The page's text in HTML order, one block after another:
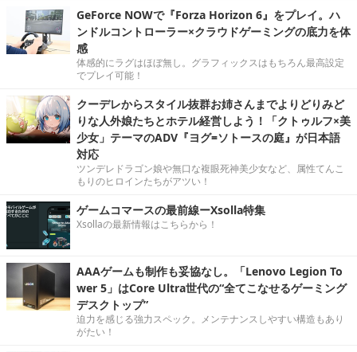
GeForce NOWで『Forza Horizon 6』をプレイ。ハ
ンドルコントローラー×クラウドゲーミングの底力を体
感
体感的にラグはほぼ無し。グラフィックスはもちろん最高設定
でプレイ可能！
クーデレからスタイル抜群お姉さんまでよりどりみど
りな人外娘たちとホテル経営しよう！「クトゥルフ×美
少女」テーマのADV『ヨグ=ソトースの庭』が日本語
対応
ツンデレドラゴン娘や無口な複眼死神美少女など、属性てんこ
もりのヒロインたちがアツい！
ゲームコマースの最前線ーXsolla特集
Xsollaの最新情報はこちらから！
AAAゲームも制作も妥協なし。「Lenovo Legion To
wer 5」はCore Ultra世代の“全てこなせるゲーミング
デスクトップ”
迫力を感じる強力スペック。メンテナンスしやすい構造もあり
がたい！